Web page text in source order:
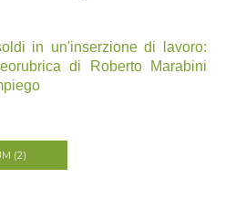
in un'inserzione di lavoro:
di Roberto Marabini
(2)